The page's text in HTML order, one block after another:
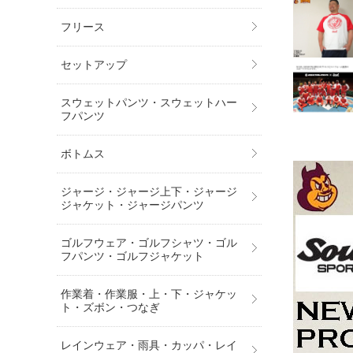
フリース
セットアップ
スウェットパンツ・スウェットハー
フパンツ
ボトムス
ジャージ・ジャージ上下・ジャージ
ジャケット・ジャージパンツ
ゴルフウェア・ゴルフシャツ・ゴル
フパンツ・ゴルフジャケット
作業着・作業服・上・下・ジャケッ
ト・ズボン・つなぎ
レインウェア・雨具・カッパ・レイ